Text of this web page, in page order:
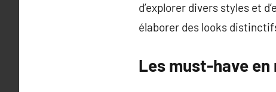
d’explorer divers styles et
élaborer des looks
Les must-have